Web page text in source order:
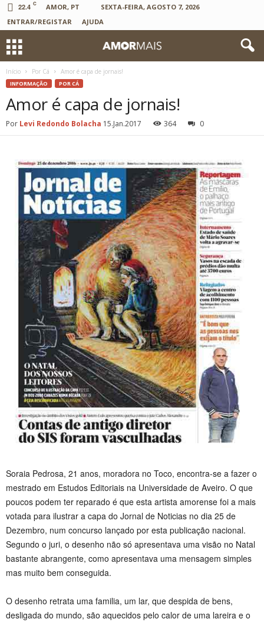
22.4 C AMOR, PT
SEXTA-FEIRA, AGOSTO 7, 2026
ENTRAR/REGISTAR
AJUDA
Início Por Cá Amor é capa de jornais!
INFORMAÇÃO POR CÁ
Amor é capa de jornais!
Por Levi Redondo Bolacha 15.Jan.2017 364 0
Soraia Pedrosa, 21 anos, moradora no Toco, encontra-se a fazer o
mestrado em Estudos Editoriais na Universidade de Aveiro. O que
poucos podem ter reparado é que esta artista amorense foi a mais
votada para ilustrar a capa do Jornal de Noticias no dia 25 de
Dezembro, num concurso lançado por esta publicação nacional.
Segundo o juri, o desenho não só apresentava uma visão no Natal
bastante abrangente, como apresentava uma mensagem simples
mas muito bem conseguida.
O desenho retrata uma familia, um lar, que despida de bens,
desligada do mundo, são aquecidos pelo calor de uma lareira e o